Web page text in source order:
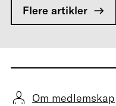
Flere artikler
Om medlemskap